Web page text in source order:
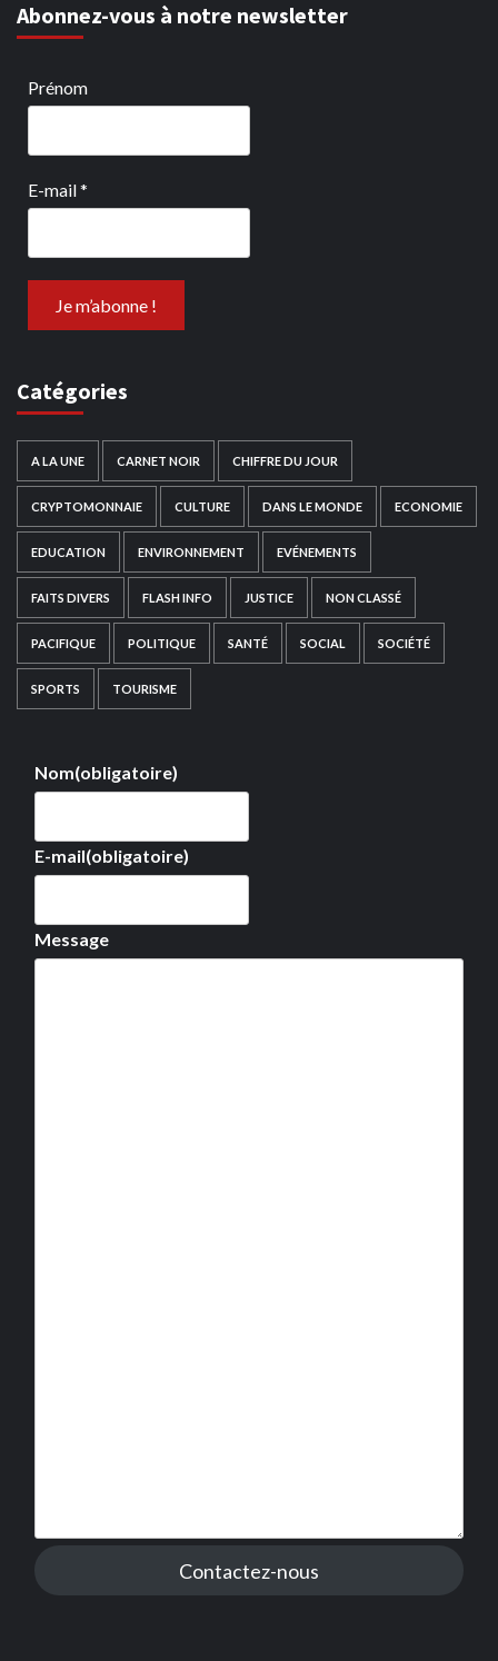
Abonnez-vous à notre newsletter
Prénom
E-mail*
Catégories
A LA UNE CARNET NOIR CHIFFRE DU JOUR
CRYPTOMONNAIE CULTURE DANS LE MONDE ECONOMIE
EDUCATION ENVIRONNEMENT EVÉNEMENTS
FAITS DIVERS FLASH INFO JUSTICE NON CLASSÉ
PACIFIQUE POLITIQUE SANTÉ SOCIAL SOCIÉTÉ
SPORTS TOURISME
Nom(obligatoire)
E-mail(obligatoire)
Message
Contactez-nous